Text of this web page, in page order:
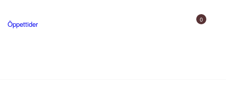
0
Öppettider